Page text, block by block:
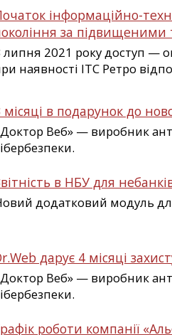
інформаційно-
за підвищеними
липня 2021 року доступ —
наявності ІТС Ретро
місяці в подарунок до
Веб» — виробник
в НБУ для
додатковий модуль
дарує 4 місяці
Веб» — виробник
роботи компанії